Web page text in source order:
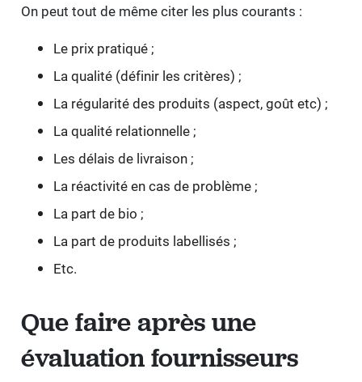
On peut tout de même citer les plus courants :
Le prix pratiqué ;
La qualité (définir les critères) ;
La régularité des produits (aspect, goût etc) ;
La qualité relationnelle ;
Les délais de livraison ;
La réactivité en cas de problème ;
La part de bio ;
La part de produits labellisés ;
Etc.
Que faire après une
évaluation fournisseurs